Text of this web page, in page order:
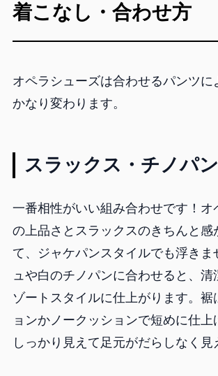
着こなし・合わせ方
オペラシューズは合わせるパンツに
かなり変わります。
スラックス・チノパン
一番相性がいい組み合わせです！オ
の上品さとスラックスのきちんと感
て、ジャケパンスタイルでも浮きま
ュや白のチノパンに合わせると、清
ゾートスタイルに仕上がります。裾
ョンかノークッションで短めに仕上
しっかり見えて足元がだらしなく見